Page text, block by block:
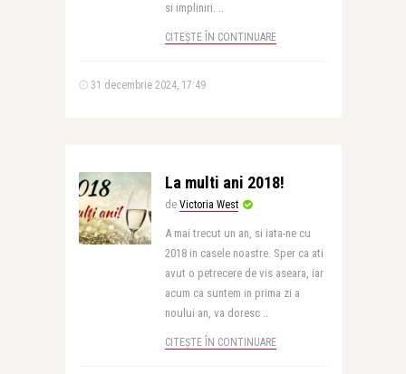
si impliniri. ..
CITEȘTE ÎN CONTINUARE
31 decembrie 2024, 17:49
La multi ani 2018!
de Victoria West
A mai trecut un an, si iata-ne cu
2018 in casele noastre. Sper ca ati
avut o petrecere de vis aseara, iar
acum ca suntem in prima zi a
noului an, va doresc ..
CITEȘTE ÎN CONTINUARE